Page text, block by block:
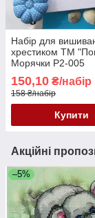
Набір для
хрестиком ТМ
Морячки P2-005
150,10 ₴/набір
158 ₴/набір
Купити
Акційні
–5%